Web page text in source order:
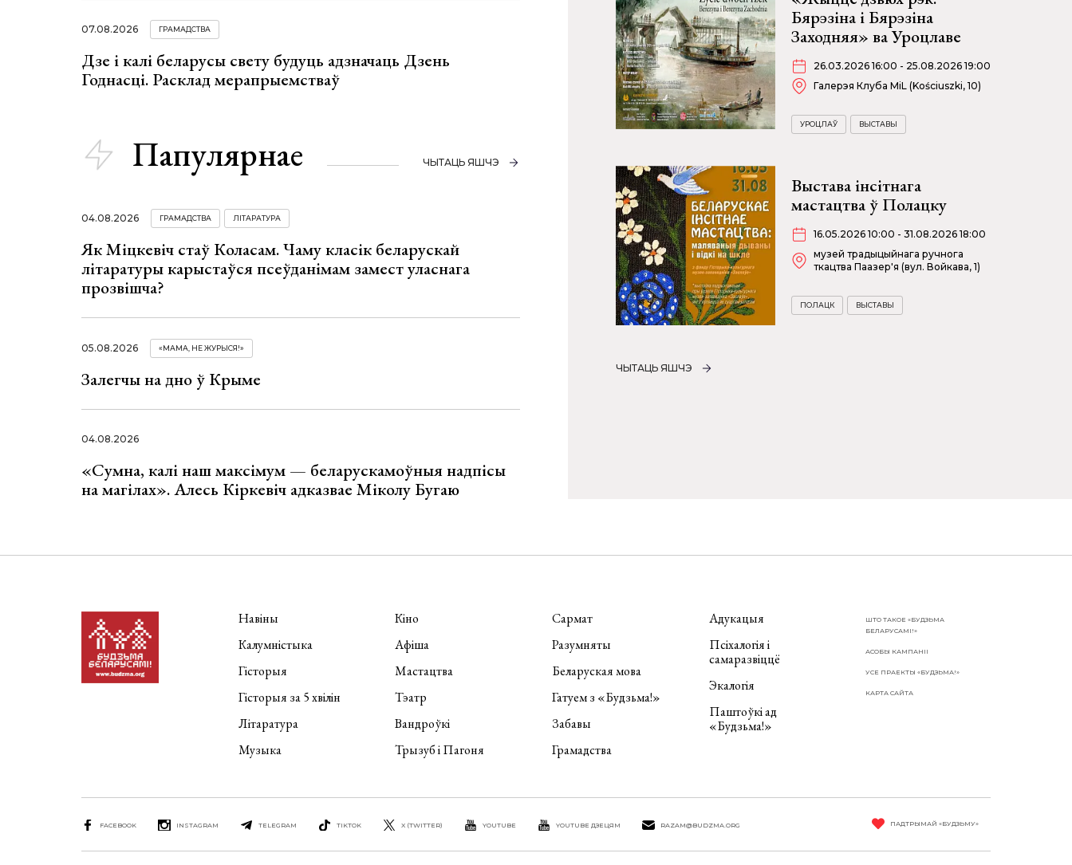
07.08.2026 ГРАМАДСТВА
Дзе і калі беларусы свету будуць адзначаць Дзень
Годнасці. Расклад мерапрыемстваў
Папулярнае ЧЫТАЦЬ ЯШЧЭ
04.08.2026 ГРАМАДСТВА ЛІТАРАТУРА
Як Міцкевіч стаў Коласам. Чаму класік беларускай
літаратуры карыстаўся псеўданімам замест уласнага
прозвішча?
05.08.2026 «МАМА, НЕ ЖУРЫСЯ!»
Залегчы на дно ў Крыме
04.08.2026
«Сумна, калі наш максімум — беларускамоўныя надпісы
на магілах». Алесь Кіркевіч адказвае Міколу Бугаю
Бярэзіна і Бярэзіна
Заходняя» ва Уроцлаве
26.03.2026 16:00 - 25.08.2026 19:00
Галерэя Клуба MiL (Kościuszki, 10)
УРОЦЛАЎ ВЫСТАВЫ
Выстава інсітнага
мастацтва ў Полацку
16.05.2026 10:00 - 31.08.2026 18:00
музей традыцыйнага ручнога
ткацтва Паазер'я (вул. Войкава, 1)
ПОЛАЦК ВЫСТАВЫ
ЧЫТАЦЬ ЯШЧЭ
Навіны
Калумністыка
Гісторыя
Гісторыя за 5 хвілін
Літаратура
Музыка
Кіно
Афіша
Мастацтва
Тэатр
Вандроўкі
Трызуб і Пагоня
Сармат
Разумняты
Беларуская мова
Гатуем з «Будзьма!»
Забавы
Грамадства
Адукацыя
Псіхалогія і
самаразвіццё
Экалогія
Паштоўкі ад
«Будзьма!»
ШТО ТАКОЕ «БУДЗЬМА
БЕЛАРУСАМІ!»
АСОБЫ КАМПАНІІ
УСЕ ПРАЕКТЫ «БУДЗЬМА!»
КАРТА САЙТА
FACEBOOK INSTAGRAM TELEGRAM TIKTOK X (TWITTER) YOUTUBE YOUTUBE ДЗЕЦЯМ RAZAM@BUDZMA.ORG ПАДТРЫМАЙ «БУДЗЬМУ»